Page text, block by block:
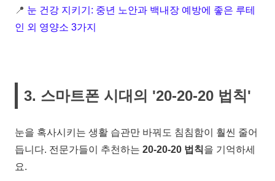
📍 눈 건강 지키기: 중년 노안과 백내장 예방에 좋은 루테
인 외 영양소 3가지
3. 스마트폰 시대의 '20-20-20 법칙'
눈을 혹사시키는 생활 습관만 바꿔도 침침함이 훨씬 줄어
듭니다. 전문가들이 추천하는 20-20-20 법칙을 기억하세
요.